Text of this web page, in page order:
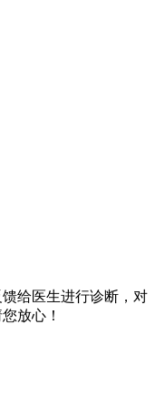
给医生进行诊断，对
放心！